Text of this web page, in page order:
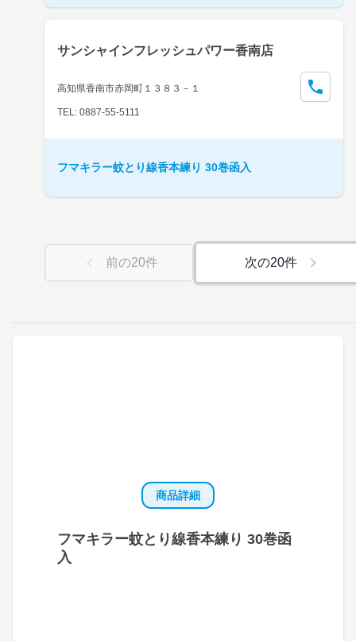
商品詳細
フマキラー蚊とり線香本練り 30巻函
入
サンシャインフレッシュパワー香南店
高知県香南市赤岡町１３８３－１
TEL: 0887-55-5111
フマキラー蚊とり線香本練り 30巻函入
前の20件 次の20件